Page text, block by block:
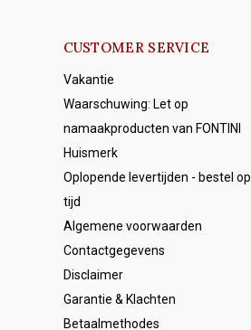
CUSTOMER SERVICE
Vakantie
Waarschuwing: Let op
namaakproducten van FONTINI
Huismerk
Oplopende levertijden - bestel op
tijd
Algemene voorwaarden
Contactgegevens
Disclaimer
Garantie & Klachten
Betaalmethodes